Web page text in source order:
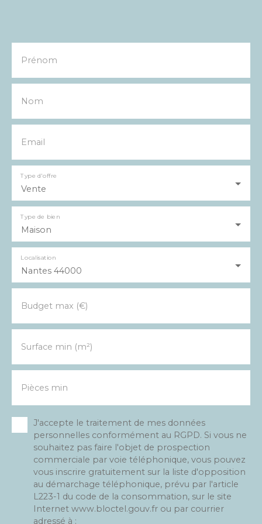
Prénom
Nom
Email
Vente
Type d'offre
Maison
Type de bien
Nantes 44000
Localisation
Budget max (€)
Surface min (m²)
Pièces min
J'accepte le traitement de mes données
personnelles conformément au RGPD. Si vous ne
souhaitez pas faire l'objet de prospection
commerciale par voie téléphonique, vous pouvez
vous inscrire gratuitement sur la liste d'opposition
au démarchage téléphonique, prévu par l'article
L223-1 du code de la consommation, sur le site
Internet www.bloctel.gouv.fr ou par courrier
adressé à :